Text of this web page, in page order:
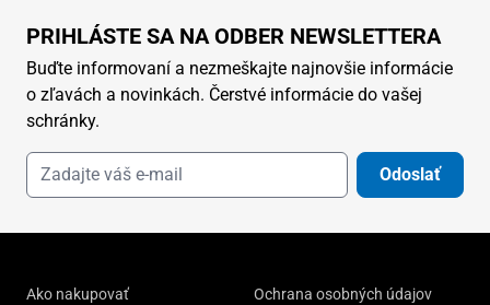
PRIHLÁSTE SA NA ODBER NEWSLETTERA
Buďte informovaní a nezmeškajte najnovšie informácie
o zľavách a novinkách. Čerstvé informácie do vašej
schránky.
Odoslať
Ako nakupovať
Ochrana osobných údajov